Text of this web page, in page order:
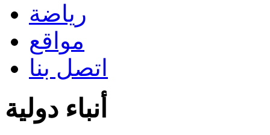
رياضة
مواقع
اتصل بنا
أنباء دولية